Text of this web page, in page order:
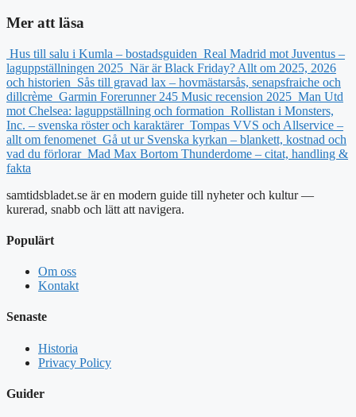
Mer att läsa
Hus till salu i Kumla – bostadsguiden Real Madrid mot Juventus –
laguppställningen 2025 När är Black Friday? Allt om 2025, 2026
och historien Sås till gravad lax – hovmästarsås, senapsfraiche och
dillcrème Garmin Forerunner 245 Music recension 2025 Man Utd
mot Chelsea: laguppställning och formation Rollistan i Monsters,
Inc. – svenska röster och karaktärer Tompas VVS och Allservice –
allt om fenomenet Gå ut ur Svenska kyrkan – blankett, kostnad och
vad du förlorar Mad Max Bortom Thunderdome – citat, handling &
fakta
samtidsbladet.se är en modern guide till nyheter och kultur —
kurerad, snabb och lätt att navigera.
Populärt
Om oss
Kontakt
Senaste
Historia
Privacy Policy
Guider